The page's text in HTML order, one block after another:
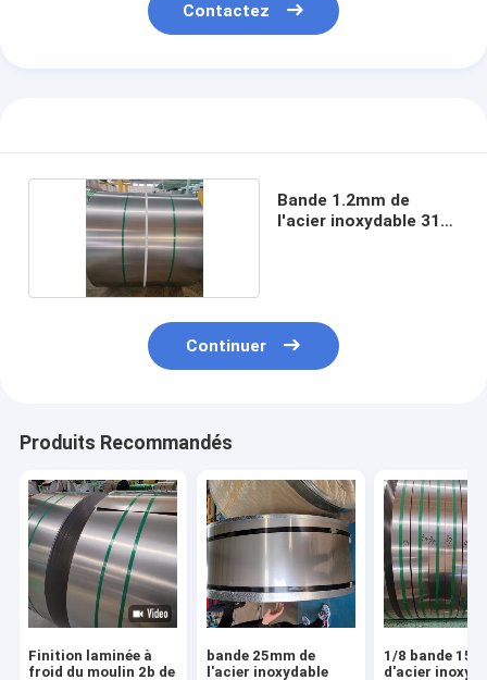
Contactez
Bande 1.2mm de
l'acier inoxydable 316
Continuer
Produits Recommandés
Finition laminée à
froid du moulin 2b de
bande 25mm de
l'acier inoxydable
1/8 bande
d'acier